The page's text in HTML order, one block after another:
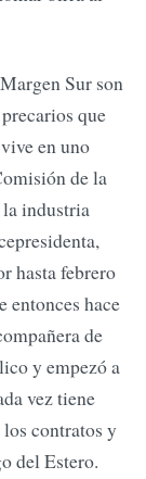
Sur son
que
en uno
de la
industria
hasta febrero
entonces hace
de
y empezó a
vez tiene
contratos y
del Estero.